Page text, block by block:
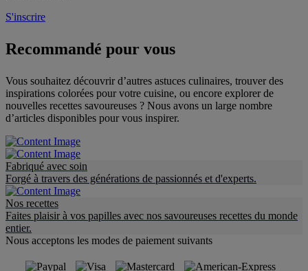
S'inscrire
Recommandé pour vous
Vous souhaitez découvrir d’autres astuces culinaires, trouver des
inspirations colorées pour votre cuisine, ou encore explorer de
nouvelles recettes savoureuses ? Nous avons un large nombre
d’articles disponibles pour vous inspirer.
Fabriqué avec soin
Forgé à travers des générations de passionnés et d'experts.
Nos recettes
Faites plaisir à vos papilles avec nos savoureuses recettes du monde
entier.
Nous acceptons les modes de paiement suivants